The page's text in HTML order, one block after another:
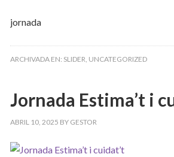
jornada
ARCHIVADA EN: SLIDER, UNCATEGORIZED
Jornada Estima’t i
ABRIL 10, 2025 BY GESTOR